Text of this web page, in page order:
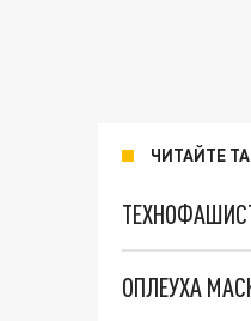
ЧИТАЙТЕ
ОПЛЕУХА